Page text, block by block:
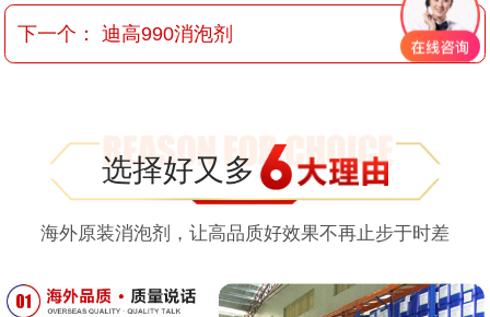
下一个： 迪高990消泡剂
选择好又多
海外原装消泡剂，让高品质好效果不再止步于时差